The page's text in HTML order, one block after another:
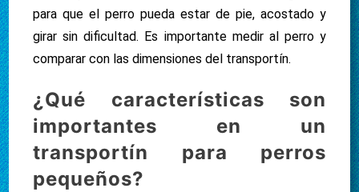
para que el perro pueda estar de pie, acostado y
girar sin dificultad. Es importante medir al perro y
comparar con las dimensiones del transportín.
¿Qué características son
importantes en un
transportín para perros
pequeños?